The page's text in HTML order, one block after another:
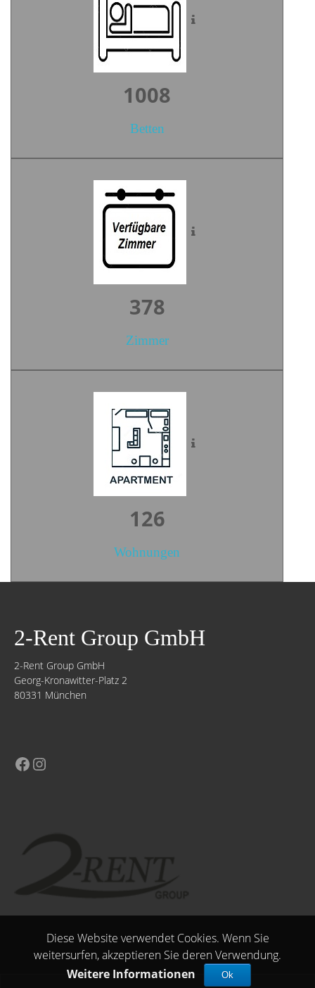
1401
Betten
526
Zimmer
176
Wohnungen
2-Rent Group GmbH
2-Rent Group GmbH
Georg-Kronawitter-Platz 2
80331 München
Diese Website verwendet Cookies. Wenn Sie
weitersurfen, akzeptieren Sie deren Verwendung.
Weitere Informationen
Ok